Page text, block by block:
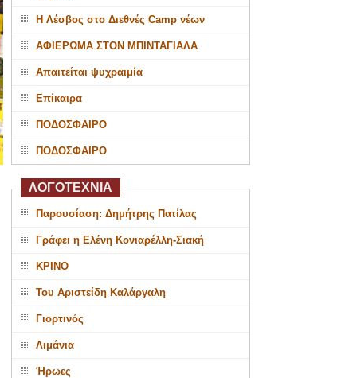
Η Λέσβος στο Διεθνές Camp νέων
ΑΦΙΕΡΩΜΑ ΣΤΟΝ ΜΠΙΝΤΑΓΙΑΛΑ
Απαιτείται ψυχραιμία
Επίκαιρα
ΠΟΔΟΣΦΑΙΡΟ
ΠΟΔΟΣΦΑΙΡΟ
ΛΟΓΟΤΕΧΝΙΑ
Παρουσίαση: Δημήτρης Πατίλας
Γράφει η Ελένη Κονιαρέλλη-Σιακή
ΚΡΙΝΟ
Του Αριστείδη Καλάργαλη
Γιορτινός
Λιμάνια
Ήρωες